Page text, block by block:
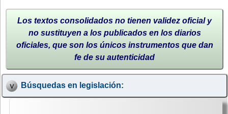
Los textos consolidados no tienen validez oficial y
no sustituyen a los publicados en los diarios
oficiales, que son los únicos instrumentos que dan
fe de su autenticidad
Búsquedas en legislación: